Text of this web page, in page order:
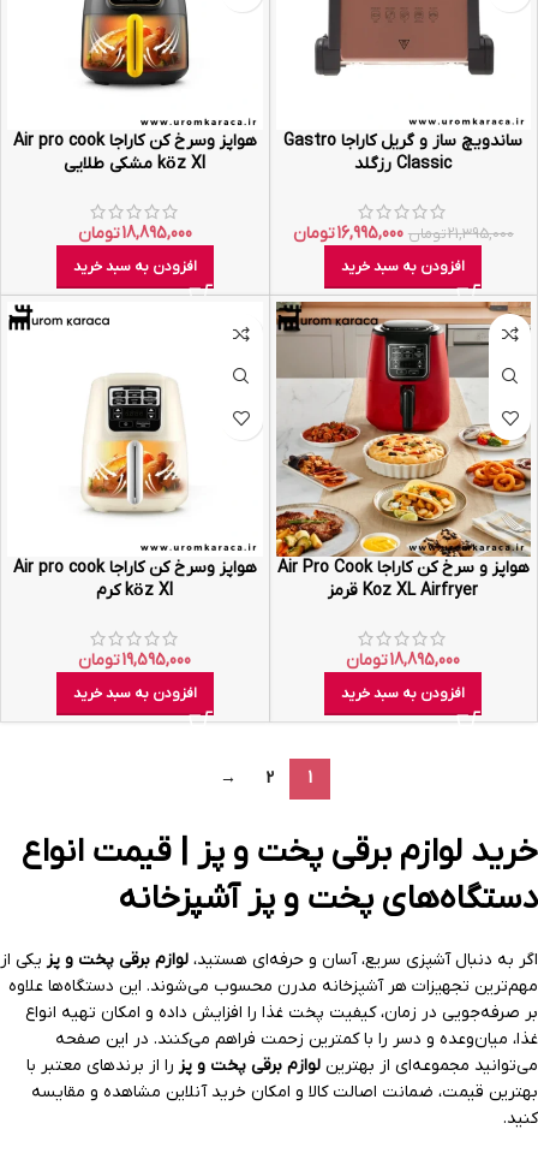
ساندویچ ساز و گریل کاراجا Gastro
Classic رزگلد
21,395,000تومان 16,995,000تومان
افزودن به سبد خرید
هواپز وسرخ کن کاراجا‌ Air pro cook
köz Xl مشکی طلایی
18,895,000تومان
افزودن به سبد خرید
هواپز و سرخ کن کاراجا Air Pro Cook
Koz XL Airfryer قرمز
18,895,000تومان
افزودن به سبد خرید
هواپز وسرخ کن کاراجا‌ Air pro cook
köz Xl کرم
19,595,000تومان
افزودن به سبد خرید
1
2
→
خرید لوازم برقی پخت و پز | قیمت انواع
دستگاه‌های پخت و پز آشپزخانه
اگر به دنبال آشپزی سریع، آسان و حرفه‌ای هستید، لوازم برقی پخت و پز یکی از
مهم‌ترین تجهیزات هر آشپزخانه مدرن محسوب می‌شوند. این دستگاه‌ها علاوه
بر صرفه‌جویی در زمان، کیفیت پخت غذا را افزایش داده و امکان تهیه انواع
غذا، میان‌وعده و دسر را با کمترین زحمت فراهم می‌کنند. در این صفحه
می‌توانید مجموعه‌ای از بهترین لوازم برقی پخت و پز را از برندهای معتبر با
بهترین قیمت، ضمانت اصالت کالا و امکان خرید آنلاین مشاهده و مقایسه
کنید.